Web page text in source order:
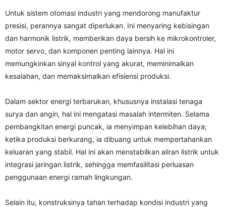
Untuk sistem otomasi industri yang mendorong manufaktur
presisi, perannya sangat diperlukan. Ini menyaring kebisingan
dan harmonik listrik, memberikan daya bersih ke mikrokontroler,
motor servo, dan komponen penting lainnya. Hal ini
memungkinkan sinyal kontrol yang akurat, meminimalkan
kesalahan, dan memaksimalkan efisiensi produksi.
Dalam sektor energi terbarukan, khususnya instalasi tenaga
surya dan angin, hal ini mengatasi masalah intermiten. Selama
pembangkitan energi puncak, ia menyimpan kelebihan daya;
ketika produksi berkurang, ia dibuang untuk mempertahankan
keluaran yang stabil. Hal ini akan menstabilkan aliran listrik untuk
integrasi jaringan listrik, sehingga memfasilitasi perluasan
penggunaan energi ramah lingkungan.
Selain itu, konstruksinya tahan terhadap kondisi industri yang